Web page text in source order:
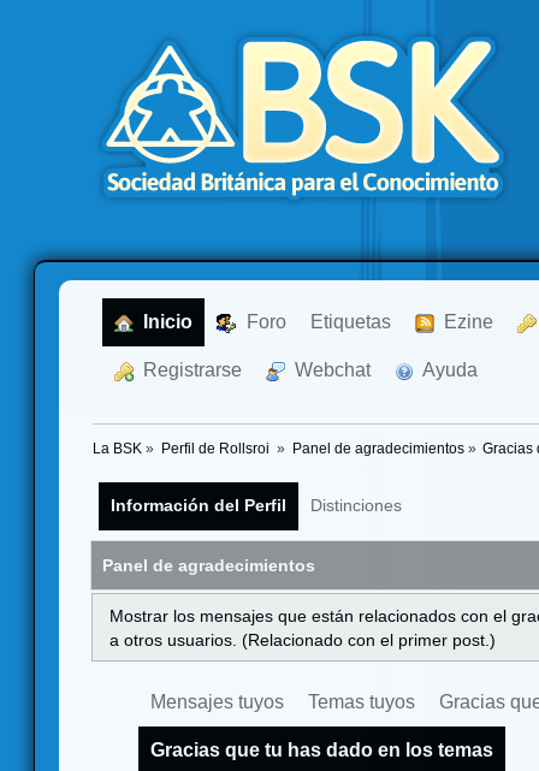
Inicio Foro Etiquetas Ezine
Registrarse Webchat Ayuda
La BSK » Perfil de Rollsroi » Panel de agradecimientos» Gracias
Información del Perfil Distinciones
Panel de agradecimientos
Mostrar los mensajes que están relacionados con el
a otros usuarios. (Relacionado con el primer post.)
Mensajes tuyos Temas tuyos Gracias
Gracias que tu has dado en los temas